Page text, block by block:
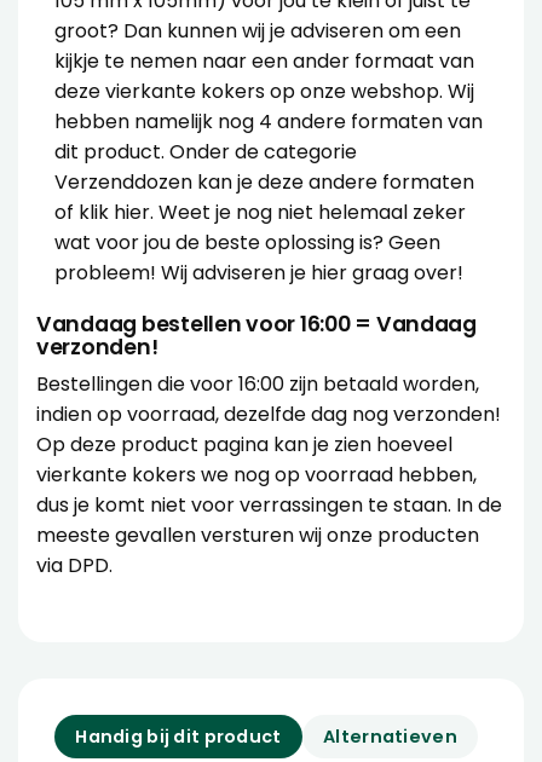
groot? Dan kunnen wij je adviseren om een
kijkje te nemen naar een ander formaat van
deze vierkante kokers op onze webshop. Wij
hebben namelijk nog 4 andere formaten van
dit product. Onder de categorie
Verzenddozen kan je deze andere formaten
of klik hier. Weet je nog niet helemaal zeker
wat voor jou de beste oplossing is? Geen
probleem! Wijadviserenje hier graag over!
Vandaag bestellen voor 16:00 = Vandaag
verzonden!
Bestellingen die voor 16:00 zijn betaald worden,
indien op voorraad, dezelfde dag nog verzonden!
Op deze product pagina kan je zien hoeveel
vierkante kokers we nog op voorraad hebben,
dus je komt niet voor verrassingen te staan. In de
meeste gevallen versturen wij onze producten
via DPD.
Handig bij dit product Alternatieven